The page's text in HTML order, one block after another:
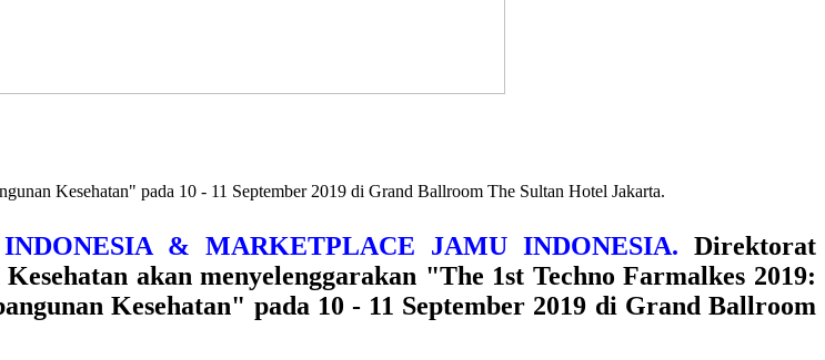
Kesehatan" pada 10 - 11 September 2019 di Grand Ballroom The Sultan Hotel Jakarta.
& MARKETPLACE JAMU INDONESIA. Direktorat
akan menyelenggarakan "The 1st Techno Farmalkes 2019:
Kesehatan" pada 10 - 11 September 2019 di Grand Ballroom